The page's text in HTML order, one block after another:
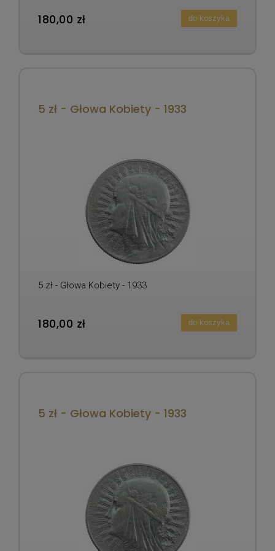
180,00 zł do koszyka
5 zł - Głowa Kobiety - 1933
5 zł - Głowa Kobiety - 1933
180,00 zł do koszyka
5 zł - Głowa Kobiety - 1933